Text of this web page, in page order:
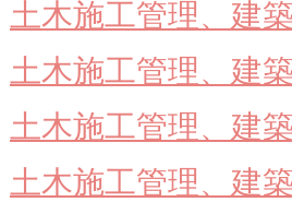
土木施工管理、建
土木施工管理、建
土木施工管理、建
土木施工管理、建